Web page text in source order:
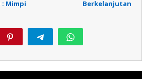
: Mimpi
Berkelanjutan